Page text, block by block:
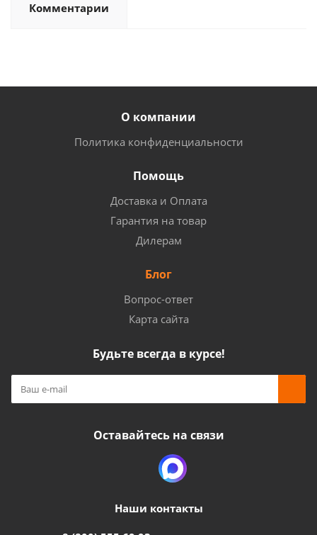
Комментарии
О компании
Политика конфиденциальности
Помощь
Доставка и Оплата
Гарантия на товар
Дилерам
Блог
Вопрос-ответ
Карта сайта
Будьте всегда в курсе!
Оставайтесь на связи
Наши контакты